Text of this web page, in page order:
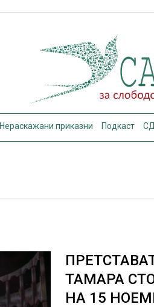
Нераскажани приказни Подкаст
ТАМАРА
НА 15